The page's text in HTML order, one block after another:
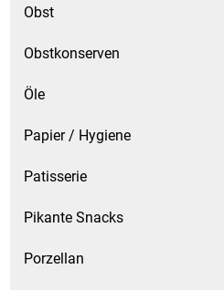
Obst
Obstkonserven
Öle
Papier / Hygiene
Patisserie
Pikante Snacks
Porzellan